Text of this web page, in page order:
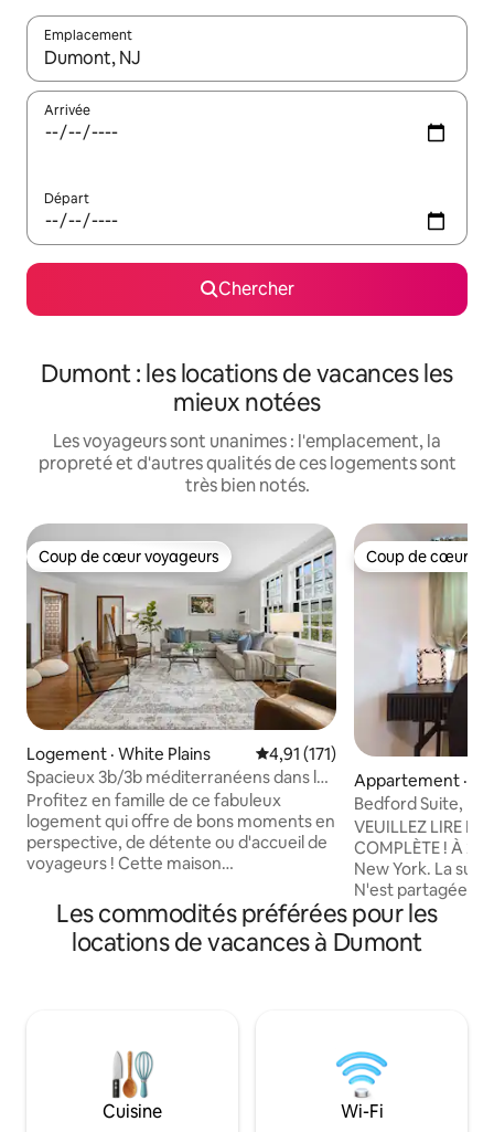
Emplacement
Quand les résultats sont affichés, parcourez-les en utilisant
Arrivée
Départ
Chercher
Dumont : les locations de vacances les
mieux notées
Les voyageurs sont unanimes : l'emplacement, la
propreté et d'autres qualités de ces logements sont
très bien notés.
Coup de cœur voyageurs
Coup de cœur voyageurs
Logement · White Plains Note moyenne de 4,91 sur 5,
4,91 (171)
Spacieux 3b/3b méditerranéens dans les
plaines blanches
Profitez en famille de ce fabuleux
logement qui offre de bons moments en
perspective, de détente ou d'accueil de
voyageurs ! Cette maison
3 salles de bain est fraîchement rénovée
avec des touches élégantes et des
meubles confortables. L'étage principal
d'une salle à manger formelle, d'une
grande cuisine de chef et de beaucoup
d'espace pour dormir. Avec le chauffage
et la climatisation dans tout le logement
Coup de cœur
Coup de cœur
Appartement ·
Bedford Suite,
aéroports de
Jersey
VEUILLEZ LIRE LA
COMPLÈTE ! À 2
New York. La suite privée de 1 lit de 1 lit
N'est partagée
parking désigné est
appartement est
au New Jersey/
À 17 minutes du
minutes de New
minutes de
Proche de Aéroports de New York et de
Les commodités préférées pour les
locations de vacances à Dumont
Cuisine Wi-Fi